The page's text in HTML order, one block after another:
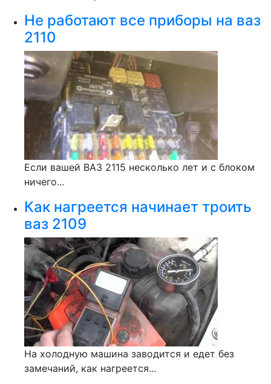
Не работают все приборы на ваз
2110
Если вашей ВАЗ 2115 несколько лет и с блоком
ничего...
Как нагреется начинает троить
ваз 2109
На холодную машина заводится и едет без
замечаний, как нагреется...